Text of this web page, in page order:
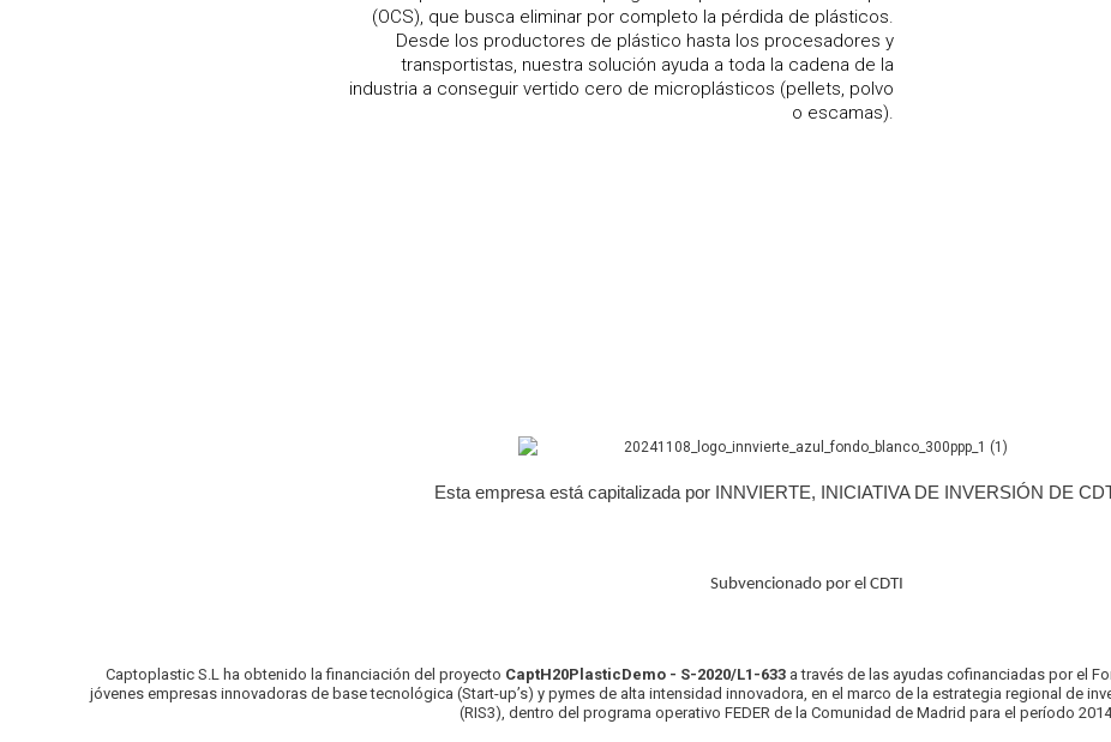
(OCS), que busca eliminar por completo la pérdida de plásticos.
Desde los productores de plástico hasta los procesadores y
transportistas, nuestra solución ayuda a toda la cadena de la
industria a conseguir vertido cero de microplásticos (pellets, polvo
o escamas).
Esta empresa está capitalizada por INNVIERTE, INICIATIVA DE INVERSIÓN DE
Subvencionado por el CDTI
Captoplastic S.L ha obtenido la financiación del proyecto CaptH20PlasticDemo - S-2020/L1-633a través de las ayudas cofinanciadas por el
jóvenes empresas innovadoras de base tecnológica (Start-up’s) y pymes de alta intensidad innovadora, en el marco de la estrategia regional de
(RIS3), dentro del programa operativo FEDER de la Comunidad de Madrid para el período